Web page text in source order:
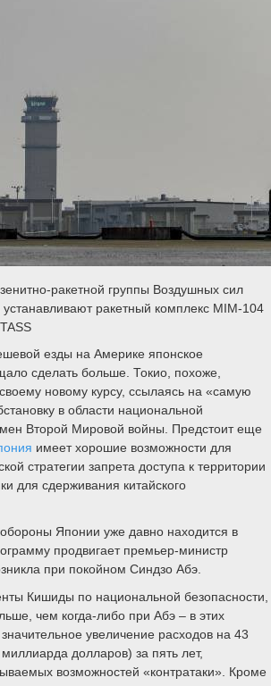
ракетной группы Воздушных сил
ракетный комплекс MIM-104
езды на Америке японское
сделать больше. Токио, похоже,
новому курсу, ссылаясь на «самую
в области национальной
Второй Мировой войны. Предстоит еще
имеет хорошие возможности для
стратегии запрета доступа к территории
для сдерживания китайского
Японии уже давно находится в
продвигает премьер-министр
при покойном Синдзо Абэ.
Кишиды по национальной безопасности,
чем когда-либо при Абэ – в этих
увеличение расходов на 43
долларов) за пять лет,
возможностей «контратаки». Кроме